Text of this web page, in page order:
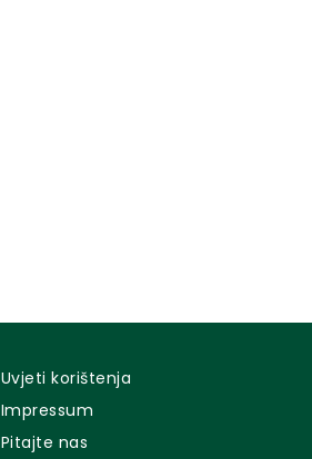
Uvjeti korištenja
Impressum
Pitajte nas